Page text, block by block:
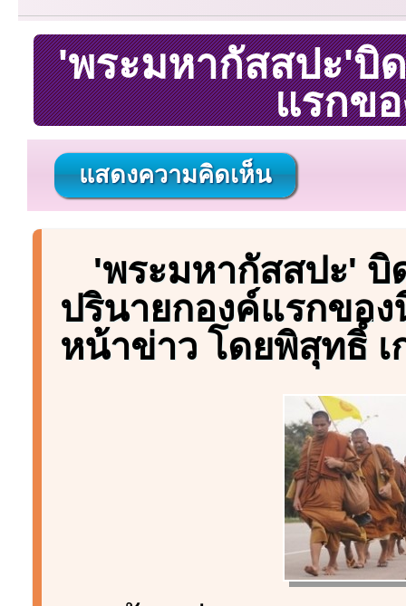
'พระมหากัสสปะ'บิ
แรกข
แสดงความคิดเห็น
'พระมหากัสสปะ' บิ
ปรินายกองค์แรกขอ
หน้าข่าว โดยพิสุทธิ์ เ